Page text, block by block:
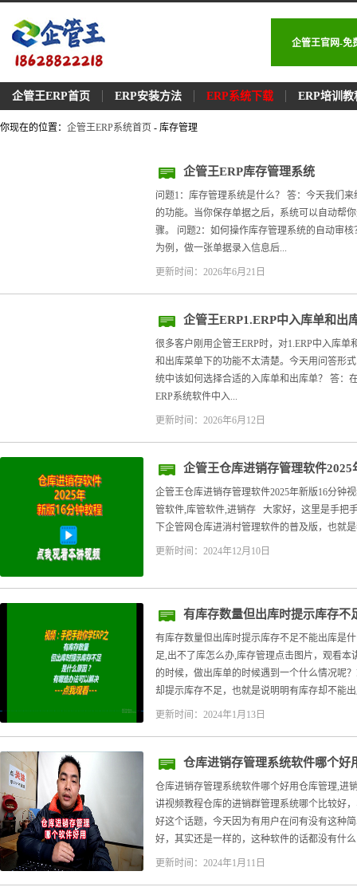
企管王官网-免
企管王ERP首页 ERP安装方法 ERP系统下载 ERP培训教
你现在的位置： 企管王ERP系统首页 - 库存管理
企管王ERP库存管理系统
问题1：库存管理系统是什么？ 答：今天我们
的功能。当你保存单据之后，系统可以自动帮
骤。 问题2：如何操作库存管理系统的自动审
为例，做一张单据录入信息后...
更新时间：2026年6月21日
企管王ERP1.ERP中入库单和出
库单和出库：常见问题解答
很多客户刚用企管王ERP时，对1.ERP中入库
和出库菜单下的功能不太清楚。今天用问答形
统中该如何选择合适的入库单和出库单？ 答：
ERP系统软件中入...
更新时间：2026年6月12日
企管王仓库进销存管理软件
企管王仓库进销存管理软件2025年新版16分钟
管软件,库管软件,进销存 大家好，这里是手把
下企管网仓库进消村管理软件的普及版，也就
更新时间：2024年12月10日
有库存数量但出库时提示库存不
有库存数量但出库时提示库存不足不能出库是
足,出不了库怎么办,库存管理点击图片，观看
的时候，做出库单的时候遇到一个什么情况呢
却提示库存不足，也就是说明明有库存却不能
更新时间：2024年1月13日
仓库进销存管理系统软件哪个好
仓库进销存管理系统软件哪个好用仓库管理,进
讲视频教程仓库的进销群管理系统哪个比较好
好这个话题，今天因为有用户在问有没有这种
好，其实还是一样的，这种软件的话都没有什
更新时间：2024年1月11日